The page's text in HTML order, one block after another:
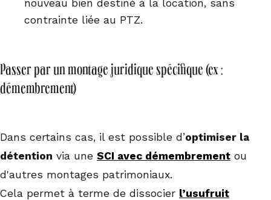
nouveau bien destiné à la location, sans
contrainte liée au PTZ.
Passer par un montage juridique spécifique (ex :
démembrement)
Dans certains cas, il est possible d’optimiser la
détention via une SCI avec démembrement ou
d'autres montages patrimoniaux.
Cela permet à terme de dissocier l’usufruit